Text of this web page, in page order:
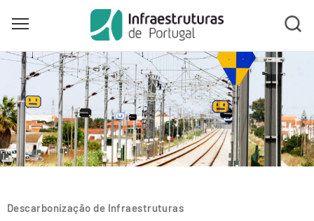
Skip
main
content
Toggle main menu visibility
Descarbonização de Infraestruturas